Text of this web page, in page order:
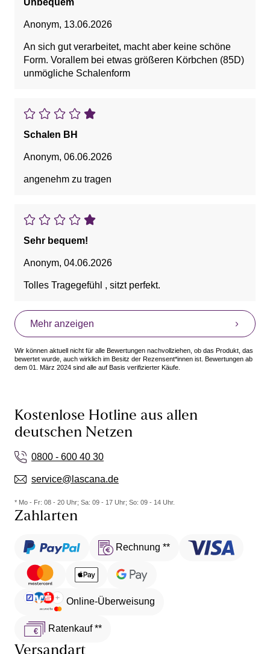
Unbequem
Anonym, 13.06.2026
An sich gut verarbeitet, macht aber keine schöne
Form. Vorallem bei etwas größeren Körbchen (85D)
unmögliche Schalenform
Schalen BH
Anonym, 06.06.2026
angenehm zu tragen
Sehr bequem!
Anonym, 04.06.2026
Tolles Tragegefühl , sitzt perfekt.
Mehr anzeigen
Wir können aktuell nicht für alle Bewertungen nachvollziehen, ob das Produkt, das
bewertet wurde, auch wirklich im Besitz der Rezensent*innen ist. Bewertungen ab
dem 01. März 2024 sind alle auf Basis verifizierter Käufe.
Kostenlose Hotline aus allen
deutschen Netzen
0800 - 600 40 30
service@lascana.de
* Mo - Fr: 08 - 20 Uhr; Sa: 09 - 17 Uhr; So: 09 - 14 Uhr.
Zahlarten
Rechnung **
Online-Überweisung
Ratenkauf **
Versandart